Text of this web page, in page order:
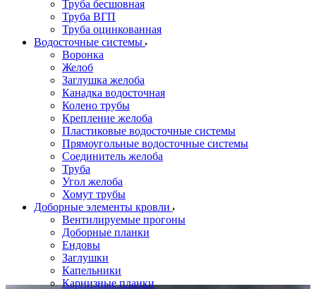
Труба бесшовная
Труба ВГП
Труба оцинкованная
Водосточные системы
Воронка
Желоб
Заглушка желоба
Канадка водосточная
Колено трубы
Крепление желоба
Пластиковые водосточные системы
Прямоугольные водосточные системы
Соединитель желоба
Труба
Угол желоба
Хомут трубы
Доборные элементы кровли
Вентилируемые прогоны
Доборные планки
Ендовы
Заглушки
Капельники
Карнизные планки